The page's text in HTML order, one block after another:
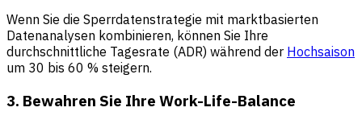
Wenn Sie die Sperrdatenstrategie mit marktbasierten
Datenanalysen kombinieren, können Sie Ihre
durchschnittliche Tagesrate (ADR) während der Hochsaison
um 30 bis 60 % steigern.
3. Bewahren Sie Ihre Work-Life-Balance